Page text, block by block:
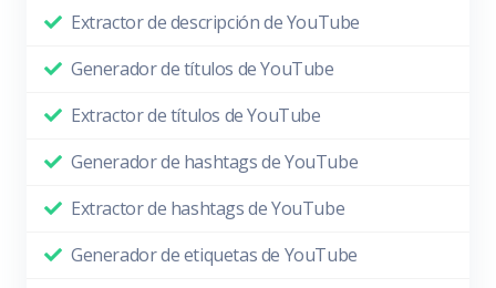
Extractor de descripción de YouTube
Generador de títulos de YouTube
Extractor de títulos de YouTube
Generador de hashtags de YouTube
Extractor de hashtags de YouTube
Generador de etiquetas de YouTube